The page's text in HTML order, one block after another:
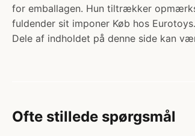
for emballagen. Hun tiltrækker
fuldender sit imponer Køb hos Eurotoys.
Dele af indholdet på denne side kan
Ofte stillede spørgsmål